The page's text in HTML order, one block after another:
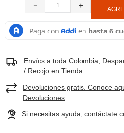
＋
－
Envíos a toda Colombia,
/ Recojo en Tienda
Devoluciones gratis. Conoce
Devoluciones
Si necesitas ayuda, contáctate